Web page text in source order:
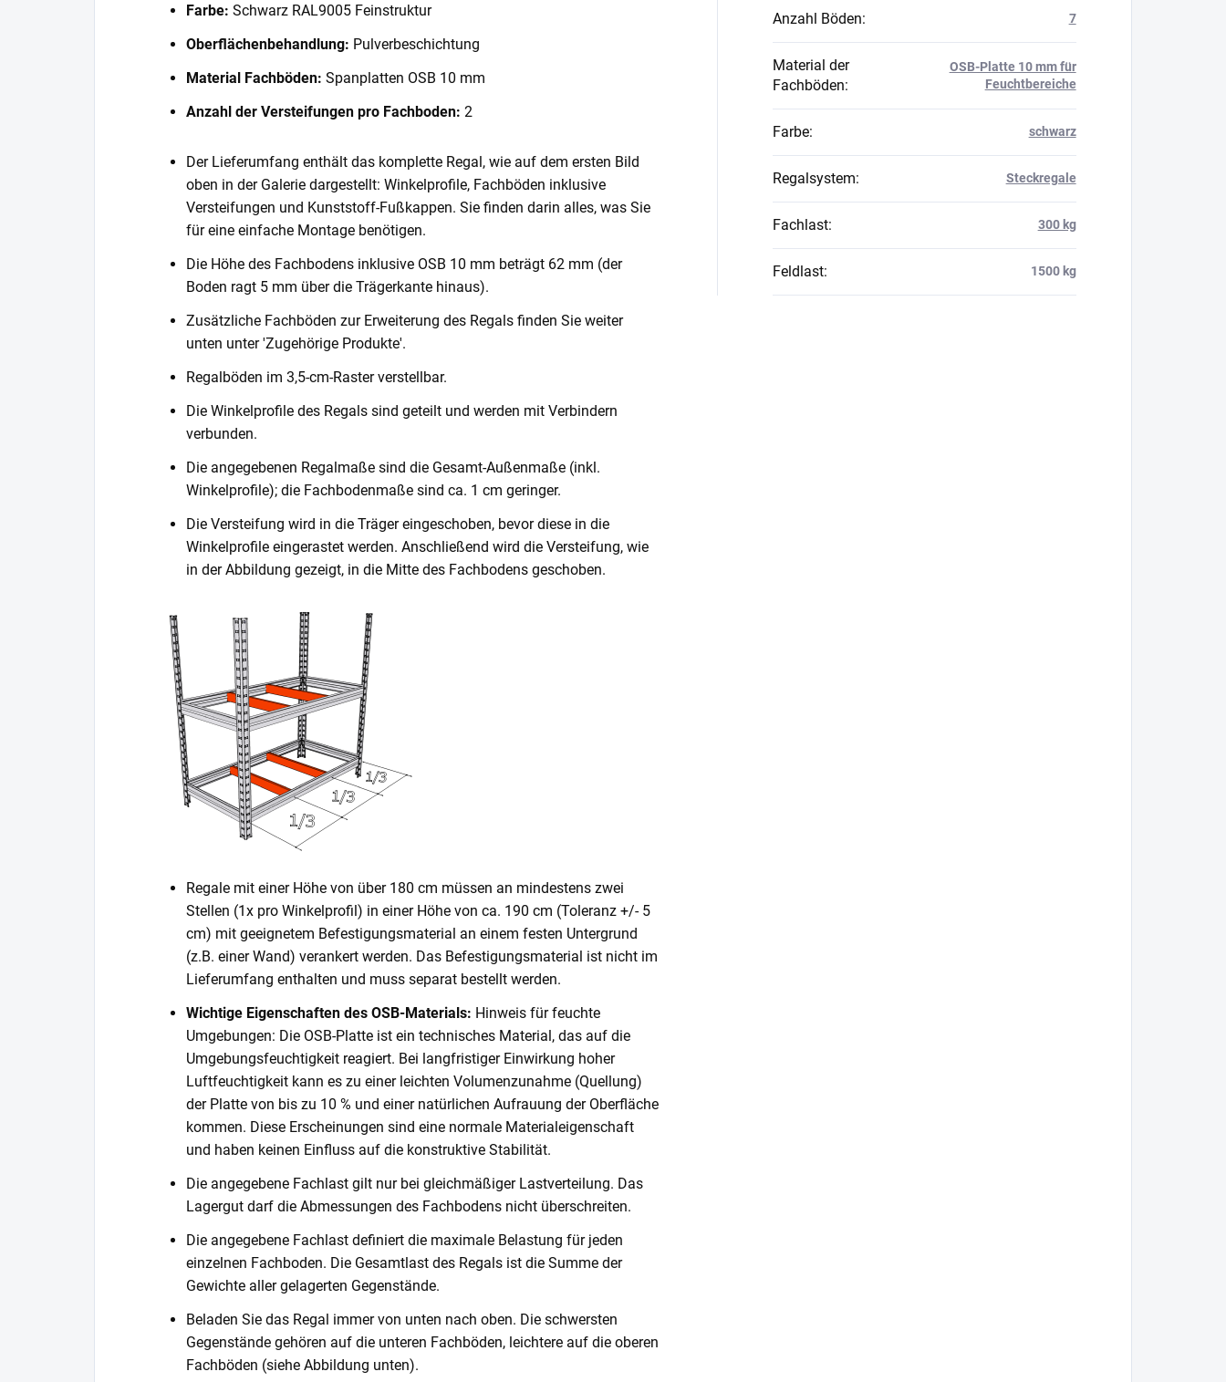
Farbe: Schwarz RAL9005 Feinstruktur
Oberflächenbehandlung: Pulverbeschichtung
Material Fachböden: Spanplatten OSB 10 mm
Anzahl der Versteifungen pro Fachboden: 2
Der Lieferumfang enthält das komplette Regal, wie auf dem ersten Bild
oben in der Galerie dargestellt: Winkelprofile, Fachböden inklusive
Versteifungen und Kunststoff-Fußkappen. Sie finden darin alles, was Sie
für eine einfache Montage benötigen.
Die Höhe des Fachbodens inklusive OSB 10 mm beträgt 62 mm (der
Boden ragt 5 mm über die Trägerkante hinaus).
Zusätzliche Fachböden zur Erweiterung des Regals finden Sie weiter
unten unter 'Zugehörige Produkte'.
Regalböden im 3,5-cm-Raster verstellbar.
Die Winkelprofile des Regals sind geteilt und werden mit Verbindern
verbunden.
Die angegebenen Regalmaße sind die Gesamt-Außenmaße (inkl.
Winkelprofile); die Fachbodenmaße sind ca. 1 cm geringer.
Die Versteifung wird in die Träger eingeschoben, bevor diese in die
Winkelprofile eingerastet werden. Anschließend wird die Versteifung, wie
in der Abbildung gezeigt, in die Mitte des Fachbodens geschoben.
Regale mit einer Höhe von über 180 cm müssen an mindestens zwei
Stellen (1x pro Winkelprofil) in einer Höhe von ca. 190 cm (Toleranz +/- 5
cm) mit geeignetem Befestigungsmaterial an einem festen Untergrund
(z.B. einer Wand) verankert werden. Das Befestigungsmaterial ist nicht im
Lieferumfang enthalten und muss separat bestellt werden.
Wichtige Eigenschaften des OSB-Materials: Hinweis für feuchte
Umgebungen: Die OSB-Platte ist ein technisches Material, das auf die
Umgebungsfeuchtigkeit reagiert. Bei langfristiger Einwirkung hoher
Luftfeuchtigkeit kann es zu einer leichten Volumenzunahme (Quellung)
der Platte von bis zu 10 % und einer natürlichen Aufrauung der Oberfläche
kommen. Diese Erscheinungen sind eine normale Materialeigenschaft
und haben keinen Einfluss auf die konstruktive Stabilität.
Die angegebene Fachlast gilt nur bei gleichmäßiger Lastverteilung. Das
Lagergut darf die Abmessungen des Fachbodens nicht überschreiten.
Die angegebene Fachlast definiert die maximale Belastung für jeden
einzelnen Fachboden. Die Gesamtlast des Regals ist die Summe der
Gewichte aller gelagerten Gegenstände.
Beladen Sie das Regal immer von unten nach oben. Die schwersten
Gegenstände gehören auf die unteren Fachböden, leichtere auf die oberen
Fachböden (siehe Abbildung unten).
Anzahl Böden: 7
Material der
Fachböden:
OSB-Platte 10 mm für
Feuchtbereiche
Farbe: schwarz
Regalsystem: Steckregale
Fachlast: 300 kg
Feldlast: 1500 kg